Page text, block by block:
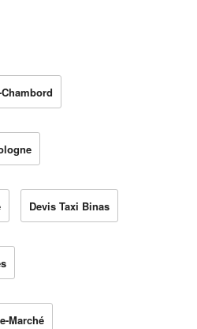
Devis Taxi Binas
Marché